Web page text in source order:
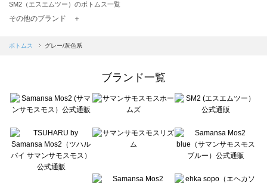
SM2（エスエムツー）のボトムス一覧
TSUHARU by Samansa Mos2（ツハルバイサマンサモスモス）のボトムス一覧
Samansa Mos2 blue（サマンサモスモス ブルー）のボトムス一覧
sō4ū（ソウフォーユー）のボトムス一覧
Te chichi（テチチ）のボトムス一覧
Te chichi CLASSIC（テチチ クラシック）のボトムス一覧
Lugnoncure（ルノンキュール）のボトムス一覧
BETTY'S BLUE（べティーズブルー）のボトムス一覧
Wpc.（ワールドパーティー）のボトムス一覧
その他のブランド ＋
ボトムス グレー/灰色系
ブランド一覧